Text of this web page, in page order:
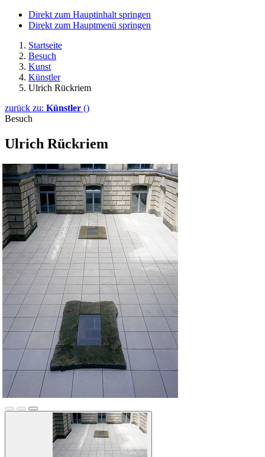
Direkt zum Hauptinhalt springen
Direkt zum Hauptmenü springen
Startseite
Besuch
Kunst
Künstler
Ulrich Rückriem
zurück zu: Künstler ()
Besuch
Ulrich Rückriem